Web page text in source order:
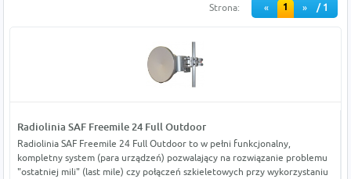
Strona: « 1 » / 1
Radiolinia SAF Freemile 24 Full Outdoor
Radiolinia SAF Freemile 24 Full Outdoor to w pełni funkcjonalny,
kompletny system (para urządzeń) pozwalający na rozwiązanie problemu
"ostatniej mili" (last mile) czy połączeń szkieletowych przy wykorzystaniu